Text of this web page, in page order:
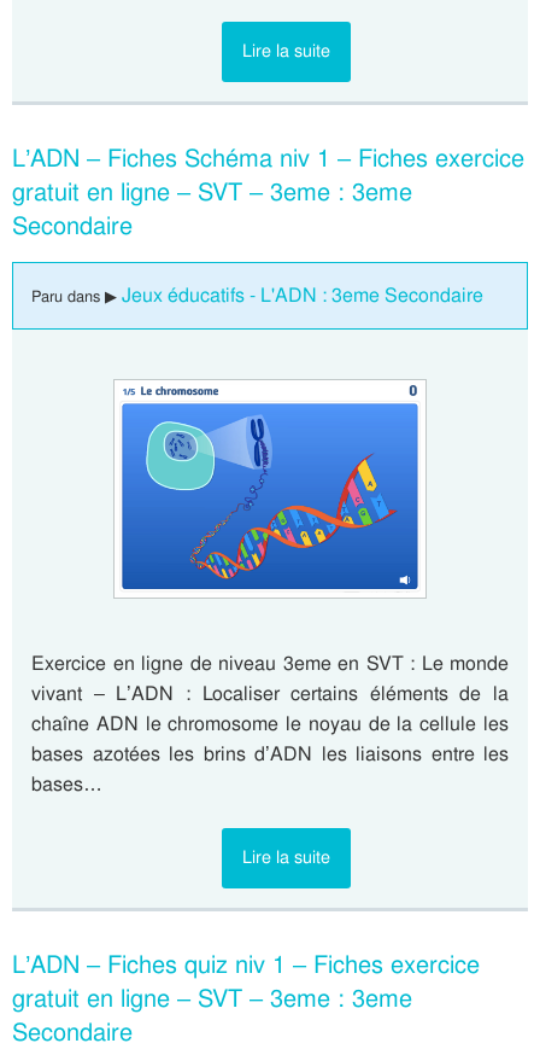
Lire la suite
L’ADN – Fiches Schéma niv 1 – Fiches exercice
gratuit en ligne – SVT – 3eme : 3eme
Secondaire
Paru dans ▶ Jeux éducatifs - L'ADN : 3eme Secondaire
Exercice en ligne de niveau 3eme en SVT : Le monde
vivant – L’ADN : Localiser certains éléments de la
chaîne ADN le chromosome le noyau de la cellule les
bases azotées les brins d’ADN les liaisons entre les
bases…
Lire la suite
L’ADN – Fiches quiz niv 1 – Fiches exercice
gratuit en ligne – SVT – 3eme : 3eme
Secondaire